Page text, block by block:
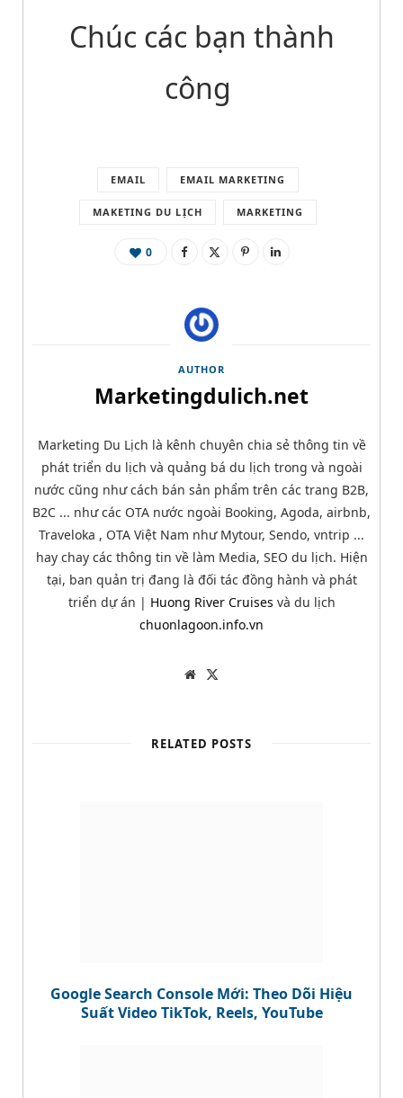
Chúc các bạn thành
công
EMAIL EMAIL MARKETING
MAKETING DU LỊCH MARKETING
0
AUTHOR
Marketingdulich.net
Marketing Du Lịch là kênh chuyên chia sẻ thông tin về
phát triển du lịch và quảng bá du lịch trong và ngoài
nước cũng như cách bán sản phẩm trên các trang B2B,
B2C ... như các OTA nước ngoài Booking, Agoda, airbnb,
Traveloka , OTA Việt Nam như Mytour, Sendo, vntrip ...
hay chay các thông tin về làm Media, SEO du lịch. Hiện
tại, ban quản trị đang là đối tác đồng hành và phát
triển dự án | Huong River Cruises và du lịch
chuonlagoon.info.vn
W
e
r
RELATED POSTS
Google Search Console Mới: Theo Dõi Hiệu
Suất Video TikTok, Reels, YouTube